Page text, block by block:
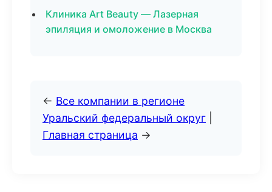
Клиника Art Beauty — Лазерная
эпиляция и омоложение в Москва
← Все компании в регионе
Уральский федеральный округ
Главная страница →